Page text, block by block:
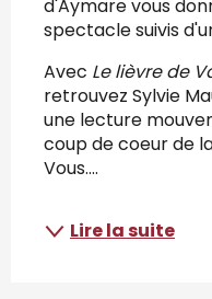
d'Aymare vous
spectacle suivis
Avec Le lièvre de
retrouvez Sylvie
une lecture
coup de coeur de
Vous....
Lire la suite